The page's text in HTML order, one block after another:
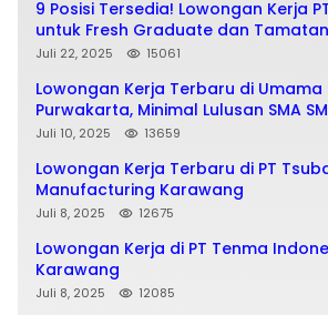
9 Posisi Tersedia! Lowongan Kerja
untuk Fresh Graduate dan Tamatan
Juli 22, 2025 15061
Lowongan Kerja Terbaru di Umama
Purwakarta, Minimal Lulusan SMA
Juli 10, 2025 13659
Lowongan Kerja Terbaru di PT
Manufacturing Karawang
Juli 8, 2025 12675
Lowongan Kerja di PT Tenma
Karawang
Juli 8, 2025 12085